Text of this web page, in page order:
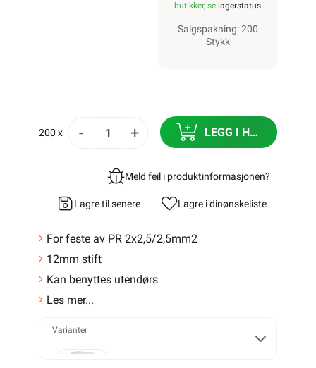
butikker, se lagerstatus
Salgspakning: 200
Stykk
200 x - + LEGG I HANDLEKURV
Meld feil i produktinformasjonen?
Lagre til senere Lagre i dinønskeliste
For feste av PR 2x2,5/2,5mm2
12mm stift
Kan benyttes utendørs
Les mer...
Varianter